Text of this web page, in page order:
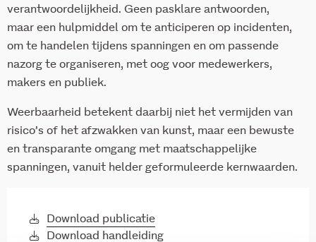
verantwoordelijkheid. Geen pasklare antwoorden,
maar een hulpmiddel om te anticiperen op incidenten,
om te handelen tijdens spanningen en om passende
nazorg te organiseren, met oog voor medewerkers,
makers en publiek.
Weerbaarheid betekent daarbij niet het vermijden van
risico’s of het afzwakken van kunst, maar een bewuste
en transparante omgang met maatschappelijke
spanningen, vanuit helder geformuleerde kernwaarden.
Download publicatie
Download handleiding